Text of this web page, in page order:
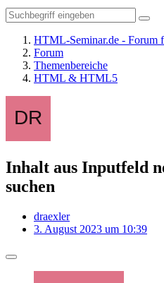
HTML-Seminar.de - Forum
Forum
Themenbereiche
HTML & HTML5
Inhalt aus Inputfeld
suchen
draexler
3. August 2023 um 10:39